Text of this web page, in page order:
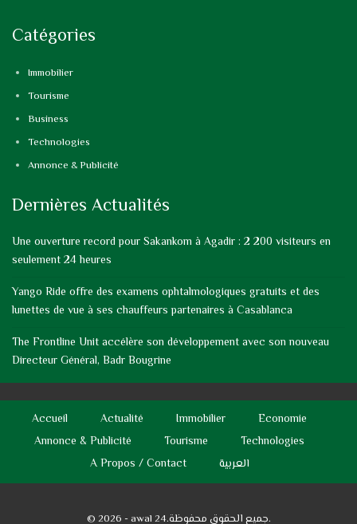
Catégories
Immobilier
Tourisme
Business
Technologies
Annonce & Publicité
Dernières Actualités
Une ouverture record pour Sakankom à Agadir : 2 200 visiteurs en
seulement 24 heures
Yango Ride offre des examens ophtalmologiques gratuits et des
lunettes de vue à ses chauffeurs partenaires à Casablanca
The Frontline Unit accélère son développement avec son nouveau
Directeur Général, Badr Bougrine
Accueil Actualité Immobilier
Economie
Annonce & Publicité
Tourisme
Technologies
A Propos / Contact
العربية
© 2026 - awal 24.جميع الحقوق محفوظة.